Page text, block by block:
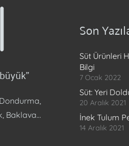
Dondurma,
Baklava…
Son
Süt Ürünleri
Bilgi
7 Ocak 2022
Süt: Yeri
20 Aralık 2021
İnek Tulum
14 Aralık 2021